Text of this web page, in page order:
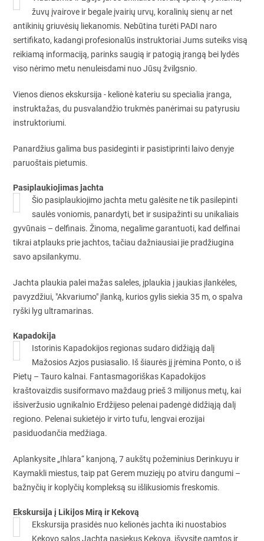
žuvų įvairove ir begale įvairių urvų, koralinių sienų ar net
antikinių griuvėsių liekanomis. Nebūtina turėti PADI naro
sertifikato, kadangi profesionalūs instruktoriai Jums suteiks visą
reikiamą informaciją, parinks saugią ir patogią įrangą bei lydės
viso nėrimo metu nenuleisdami nuo Jūsų žvilgsnio.
Vienos dienos ekskursija - kelionė kateriu su specialia įranga,
instruktažas, du pusvalandžio trukmės panėrimai su patyrusiu
instruktoriumi.
Panardžius galima bus pasideginti ir pasistiprinti laivo denyje
paruoštais pietumis.
Pasiplaukiojimas jachta
Šio pasiplaukiojimo jachta metu galėsite ne tik pasilepinti
saulės voniomis, panardyti, bet ir susipažinti su unikaliais
gyvūnais – delfinais. Žinoma, negalime garantuoti, kad delfinai
tikrai atplauks prie jachtos, tačiau dažniausiai jie pradžiugina
savo apsilankymu.
Jachta plaukia palei mažas saleles, įplaukia į jaukias įlankėles,
pavyzdžiui, "Akvariumo" įlanką, kurios gylis siekia 35 m, o spalva
ryški lyg ultramarinas.
Kapadokija
Istorinis Kapadokijos regionas sudaro didžiąją dalį
Mažosios Azjos pusiasalio. Iš šiaurės jį įrėmina Ponto, o iš
Pietų – Tauro kalnai. Fantasmagoriškas Kapadokijos
kraštovaizdis susiformavo maždaug prieš 3 milijonus metų, kai
išsiveržusio ugnikalnio Erdžijeso pelenai padengė didžiąją dalį
regiono. Pelenai sukietėjo ir virto tufu, lengvai erozijai
pasiduodančia medžiaga.
Aplankysite „Ihlara“ kanjoną, 7 aukštų požeminius Derinkuyu ir
Kaymakli miestus, taip pat Gerem muziejų po atviru dangumi –
bažnyčių ir koplyčių kompleksą su išlikusiomis freskomis.
Ekskursija į Likijos Mirą ir Kekovą
Ekskursija prasidės nuo kelionės jachta iki nuostabios
Kekovo salos Jachta pasiekus Kekovą, išvysite gamtos ir